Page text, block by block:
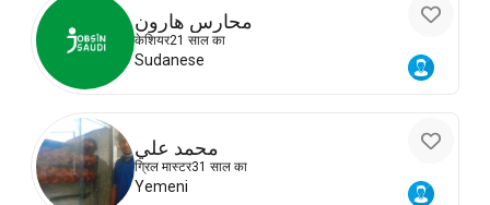
محارس هارون
केशियर21 साल का
Sudanese
محمد علي
ग्रिल मास्टर31 साल का
Yemeni